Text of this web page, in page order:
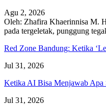
Agu 2, 2026
Oleh: Zhafira Khaerinnisa M.
pada tergeletak, punggung
Red Zone Bandung: Ketika
Jul 31, 2026
Ketika AI Bisa Menjawab Apa
Jul 31, 2026